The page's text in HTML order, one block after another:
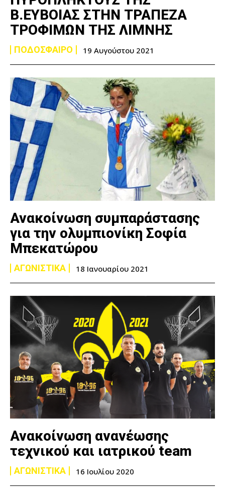
Β.ΕΥΒΟΙΑΣ ΣΤΗΝ ΤΡΑΠΕΖΑ
ΤΡΟΦΙΜΩΝ ΤΗΣ ΛΙΜΝΗΣ
ΠΟΔΟΣΦΑΙΡΟ 19 Αυγούστου 2021
Ανακοίνωση συμπαράστασης
για την ολυμπιονίκη Σοφία
Μπεκατώρου
ΑΓΩΝΙΣΤΙΚΑ 18 Ιανουαρίου 2021
Ανακοίνωση ανανέωσης
τεχνικού και ιατρικού team
ΑΓΩΝΙΣΤΙΚΑ 16 Ιουλίου 2020